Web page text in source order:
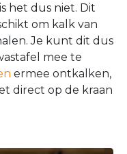
het dus niet. Dit
om kalk van
Je kunt dit dus
mee te
ermee ontkalken,
direct op de kraan